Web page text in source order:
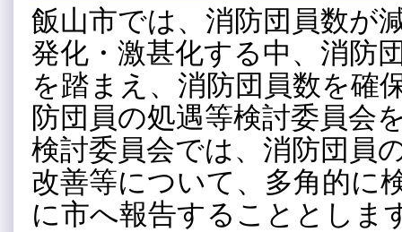
飯山市では、消防団員数が
発化・激甚化する中、消防
を踏まえ、消防団員数を確
防団員の処遇等検討委員会
検討委員会では、消防団員
改善等について、多角的に
に市へ報告することとしま